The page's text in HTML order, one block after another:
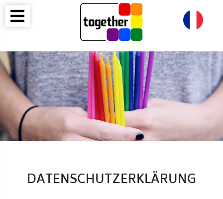
DATENSCHUTZERKLÄRUNG